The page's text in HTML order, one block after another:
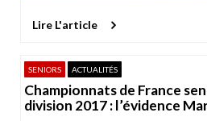
Lire L'article
SENIORS ACTUALITÉS
Championnats de France
division 2017 : l’évidence